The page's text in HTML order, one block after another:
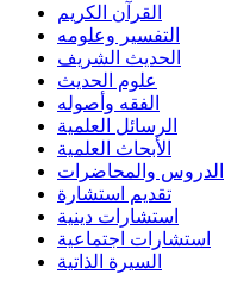
القرآن الكريم
التفسير وعلومه
الحديث الشريف
علوم الحديث
الفقه وأصوله
الرسائل العلمية
الأبحاث العلمية
الدروس والمحاضرات
تقديم استشارة
استشارات دينية
استشارات اجتماعية
السيرة الذاتية